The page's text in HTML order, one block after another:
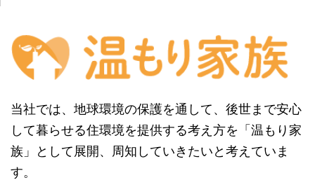
当社では、地球環境の保護を通して、後世まで安心
して暮らせる住環境を提供する考え方を「温もり家
族」として展開、周知していきたいと考えていま
す。